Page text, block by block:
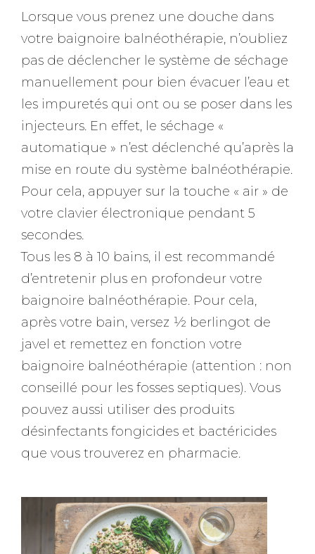
Lorsque vous prenez une douche dans
votre baignoire balnéothérapie, n’oubliez
pas de déclencher le système de séchage
manuellement pour bien évacuer l’eau et
les impuretés qui ont ou se poser dans les
injecteurs. En effet, le séchage «
automatique » n’est déclenché qu’après la
mise en route du système balnéothérapie.
Pour cela, appuyer sur la touche « air » de
votre clavier électronique pendant 5
secondes.
Tous les 8 à 10 bains, il est recommandé
d’entretenir plus en profondeur votre
baignoire balnéothérapie. Pour cela,
après votre bain, versez ½ berlingot de
javel et remettez en fonction votre
baignoire balnéothérapie (attention : non
conseillé pour les fosses septiques). Vous
pouvez aussi utiliser des produits
désinfectants fongicides et bactéricides
que vous trouverez en pharmacie.